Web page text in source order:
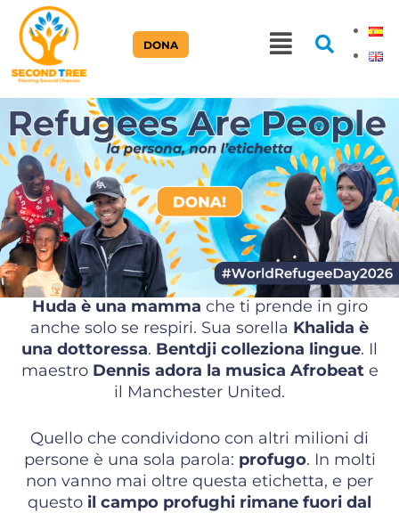
DONA
here
Huda è una mamma che ti prende in giro
anche solo se respiri. Sua sorella Khalida è
una dottoressa. Bentdji colleziona lingue. Il
maestro Dennis adora la musica Afrobeat e
il Manchester United.
Quello che condividono con altri milioni di
persone è una sola parola: profugo. In molti
non vanno mai oltre questa etichetta, e per
questo il campo profughi rimane fuori dal